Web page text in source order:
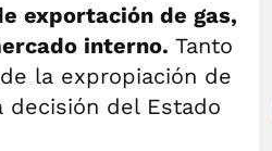
exportación de gas,
interno. Tanto
la expropiación de
decisión del Estado